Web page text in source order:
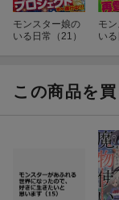
モンスター娘の
いる日常（21）
モ
いる
この商品を